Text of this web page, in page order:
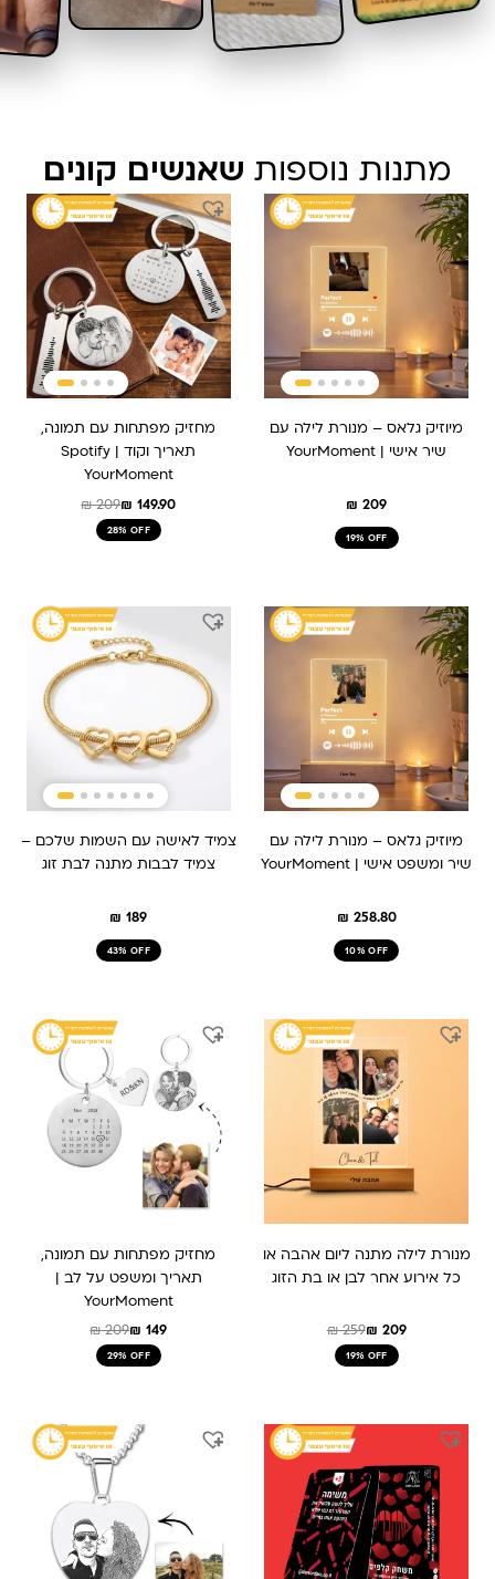
מתנות נוספות שאנשים קונים
מיוזיק גלאס – מנורת לילה עם
שיר אישי | YourMoment
₪ 209
19% OFF
מחזיק מפתחות עם תמונה,
תאריך וקוד Spotify |
YourMoment
₪209
המחיר
המקורי
היה:
₪ 209.
₪ 149.90
המחיר
הנוכחי
הוא:
₪ 149.90.
28% OFF
מיוזיק גלאס – מנורת לילה עם
שיר ומשפט אישי | YourMoment
₪ 258.80
10% OFF
צמיד לאישה עם השמות שלכם –
צמיד לבבות מתנה לבת זוג
₪ 189
43% OFF
מנורת לילה מתנה ליום אהבה או
כל אירוע אחר לבן או בת הזוג
₪259
המחיר
היה:
₪ 209
המחיר
הוא:
19% OFF
מחזיק מפתחות עם תמונה,
תאריך ומשפט על לב |
YourMoment
₪209
המקורי
₪ 209.
₪ 149
הנוכחי
₪ 149.
29% OFF
המחיר
היה:
₪ 199.
המחיר
הוא:
₪ 159.
המחיר
המקורי
המחיר
הנוכחי